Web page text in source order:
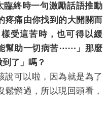
臨終時一句激勵話語推動
疼痛由你找到的大開關而
受這苦時，也可得以緩
幫助一切病苦⋯⋯」那麼
了」嗎？
可以啦，因為就是為了
懈過，所以現回頭看，